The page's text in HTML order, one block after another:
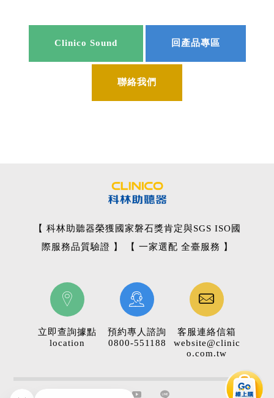
Clinico Sound 回產品專區
聯絡我們
【 科林助聽器榮獲國家磐石獎肯定與SGS ISO國
際服務品質驗證 】 【 一家選配 全臺服務 】
立即查詢據點
location
預約專人諮詢
0800-551188
客服連絡信箱
website@clinic
o.com.tw